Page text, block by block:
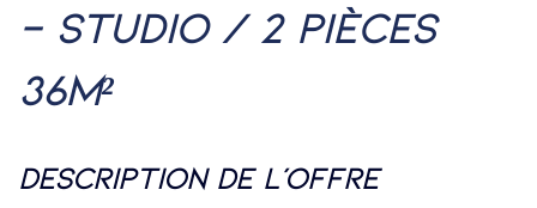
- studio / 2 pièces
36m²
description de l'offre